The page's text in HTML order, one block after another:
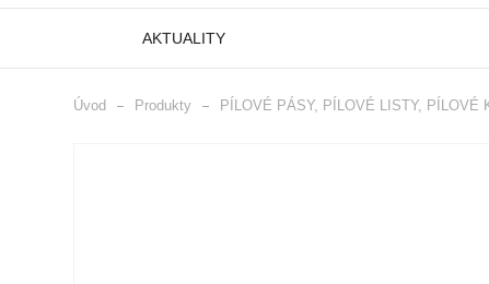
AKTUALITY
Úvod Produkty PÍLOVÉ PÁSY, PÍLOVÉ LISTY, PÍLOVÉ